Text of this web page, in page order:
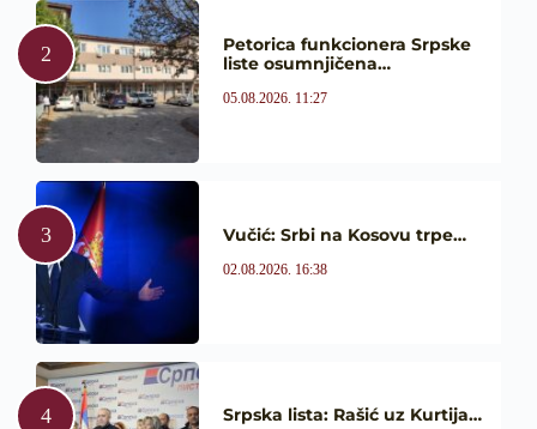
Petorica funkcionera Srpske
liste osumnjičena…
05.08.2026. 11:27
Vučić: Srbi na Kosovu trpe…
02.08.2026. 16:38
Srpska lista: Rašić uz Kurtija…